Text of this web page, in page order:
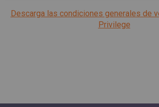
Descarga las condiciones generales de
Privilege